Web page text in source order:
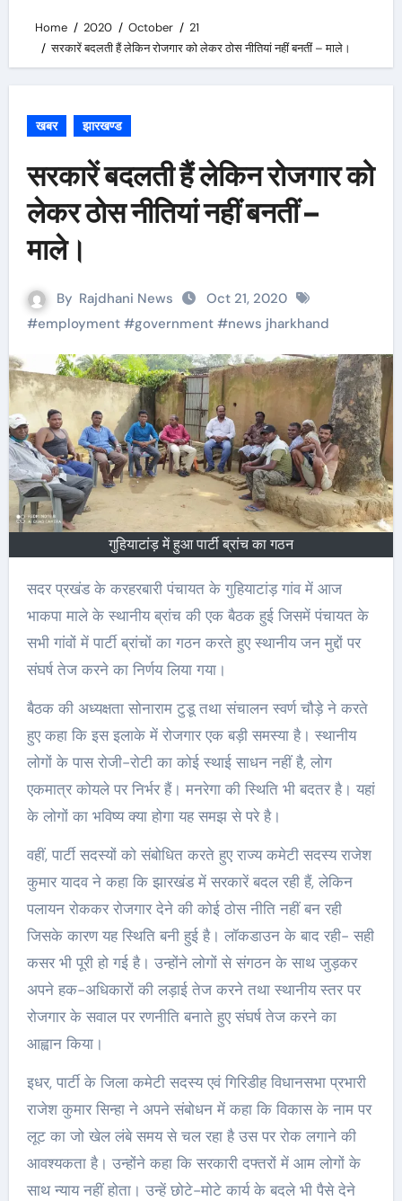
Home 2020 October
21
सरकारें बदलती हैं लेकिन रोजगार को लेकर ठोस नीतियां नहीं बनतीं – माले।
खबर झारखण्ड
सरकारें बदलती हैं लेकिन रोजगार को
लेकर ठोस नीतियां नहीं बनतीं –
माले।
By Rajdhani News
Oct 21, 2020
#employment#government#news jharkhand
गुहियाटांड़ में हुआ पार्टी ब्रांच का गठन
सदर प्रखंड के करहरबारी पंचायत के गुहियाटांड़ गांव में आज
भाकपा माले के स्थानीय ब्रांच की एक बैठक हुई जिसमें पंचायत के
सभी गांवों में पार्टी ब्रांचों का गठन करते हुए स्थानीय जन मुद्दों पर
संघर्ष तेज करने का निर्णय लिया गया।
बैठक की अध्यक्षता सोनाराम टुडू तथा संचालन स्वर्ण चौड़े ने करते
हुए कहा कि इस इलाके में रोजगार एक बड़ी समस्या है। स्थानीय
लोगों के पास रोजी-रोटी का कोई स्थाई साधन नहीं है, लोग
एकमात्र कोयले पर निर्भर हैं। मनरेगा की स्थिति भी बदतर है। यहां
के लोगों का भविष्य क्या होगा यह समझ से परे है।
वहीं, पार्टी सदस्यों को संबोधित करते हुए राज्य कमेटी सदस्य राजेश
कुमार यादव ने कहा कि झारखंड में सरकारें बदल रही हैं, लेकिन
पलायन रोककर रोजगार देने की कोई ठोस नीति नहीं बन रही
जिसके कारण यह स्थिति बनी हुई है। लॉकडाउन के बाद रही- सही
कसर भी पूरी हो गई है। उन्होंने लोगों से संगठन के साथ जुड़कर
अपने हक-अधिकारों की लड़ाई तेज करने तथा स्थानीय स्तर पर
रोजगार के सवाल पर रणनीति बनाते हुए संघर्ष तेज करने का
आह्वान किया।
इधर, पार्टी के जिला कमेटी सदस्य एवं गिरिडीह विधानसभा प्रभारी
राजेश कुमार सिन्हा ने अपने संबोधन में कहा कि विकास के नाम पर
लूट का जो खेल लंबे समय से चल रहा है उस पर रोक लगाने की
आवश्यकता है। उन्होंने कहा कि सरकारी दफ्तरों में आम लोगों के
साथ न्याय नहीं होता। उन्हें छोटे-मोटे कार्य के बदले भी पैसे देने